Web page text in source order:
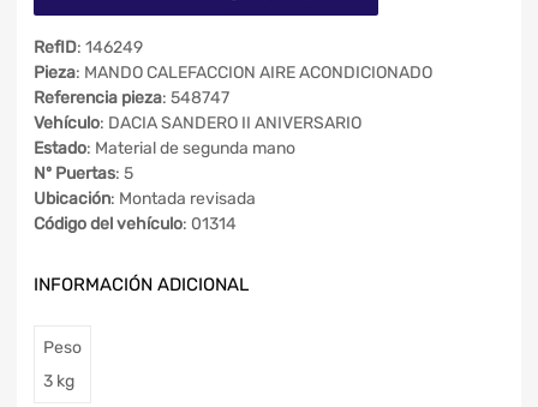
RefID: 146249
Pieza: MANDO CALEFACCION AIRE ACONDICIONADO
Referencia pieza: 548747
Vehículo: DACIA SANDERO II ANIVERSARIO
Estado: Material de segunda mano
Nº Puertas: 5
Ubicación: Montada revisada
Código del vehículo: 01314
INFORMACIÓN ADICIONAL
Peso
3 kg